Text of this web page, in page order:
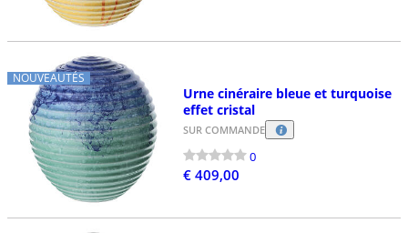
NOUVEAUTÉS
Urne cinéraire bleue et turquoise
effet cristal
SUR COMMANDE
0
€ 409,00